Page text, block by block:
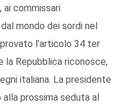
ai commissari
mondo dei sordi nel
l’articolo 34 ter
la Repubblica riconosce,
italiana. La presidente
prossima seduta al